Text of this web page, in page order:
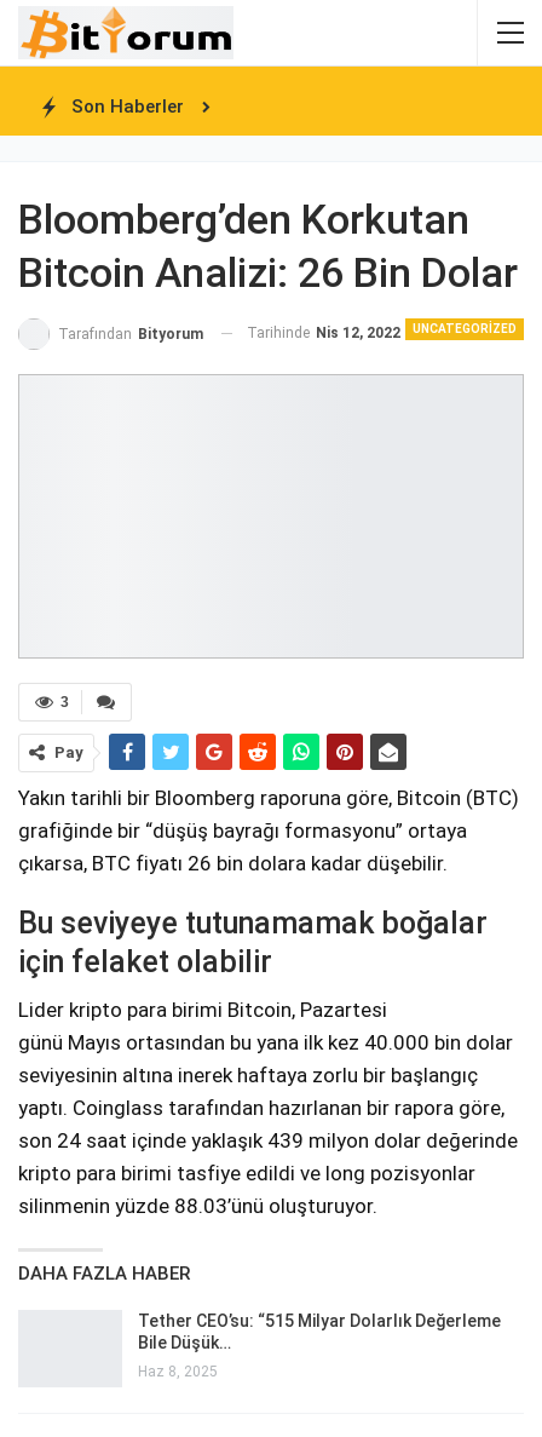
Son Haberler
Bloomberg’den Korkutan
Bitcoin Analizi: 26 Bin Dolar
UNCATEGORIZED
Tarafından Bityorum Tarihinde Nis 12, 2022
3
Pay
Yakın tarihli bir Bloomberg raporuna göre, Bitcoin (BTC)
grafiğinde bir “düşüş bayrağı formasyonu” ortaya
çıkarsa, BTC fiyatı 26 bin dolara kadar düşebilir.
Bu seviyeye tutunamamak boğalar
için felaket olabilir
Lider kripto para birimi Bitcoin, Pazartesi
günü Mayıs ortasından bu yana ilk kez 40.000 bin dolar
seviyesinin altına inerek haftaya zorlu bir başlangıç
yaptı. Coinglass tarafından hazırlanan bir rapora göre,
son 24 saat içinde yaklaşık 439 milyon dolar değerinde
kripto para birimi tasfiye edildi ve long pozisyonlar
silinmenin yüzde 88.03’ünü oluşturuyor.
DAHA FAZLA HABER
Tether CEO’su: “515 Milyar Dolarlık Değerleme
Bile Düşük…
Haz 8, 2025